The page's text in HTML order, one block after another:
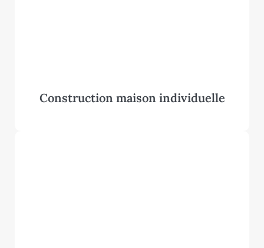
Construction maison individuelle